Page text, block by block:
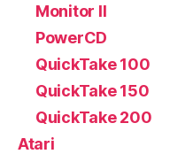
Monitor II
PowerCD
QuickTake 100
QuickTake 150
QuickTake 200
Atari